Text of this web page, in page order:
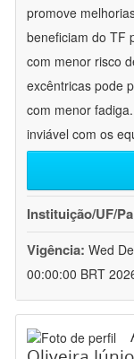
promove
beneficiam do TF
com menor risco
excêntricas pode
com menor
inviável com os
Instituição/UF/
Vigência: Wed
00:00:00 BRT